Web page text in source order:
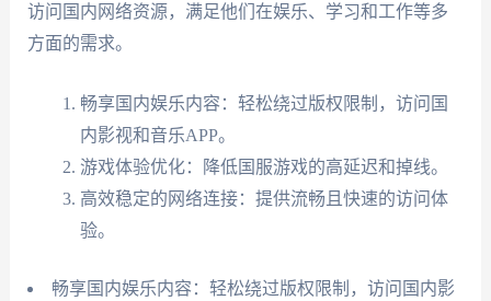
访问国内网络资源，满足他们在娱乐、学习和工作等多
方面的需求。
畅享国内娱乐内容：轻松绕过版权限制，访问国
内影视和音乐APP。
游戏体验优化：降低国服游戏的高延迟和掉线。
高效稳定的网络连接：提供流畅且快速的访问体
验。
畅享国内娱乐内容：轻松绕过版权限制，访问国内影